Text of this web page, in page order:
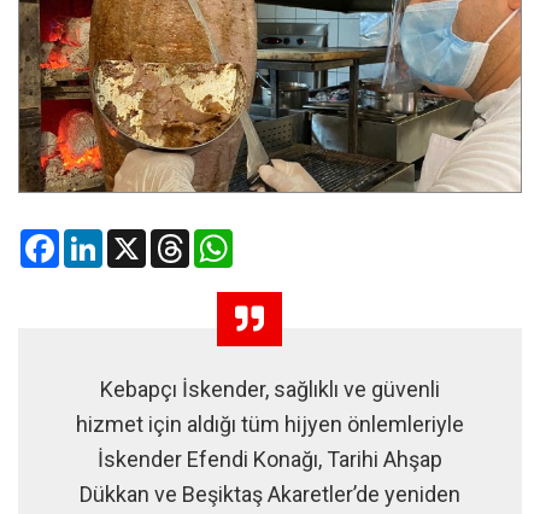
FacebookLinkedIn
X Threads
Kebapçı İskender, sağlıklı ve güvenli
hizmet için aldığı tüm hijyen önlemleriyle
İskender Efendi Konağı, Tarihi Ahşap
Dükkan ve Beşiktaş Akaretler’de yeniden